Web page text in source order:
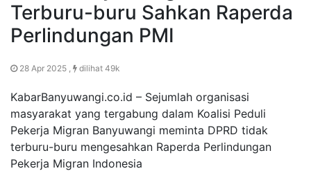
Terburu-buru Sahkan Raperda
Perlindungan PMI
28 Apr 2025 , dilihat 49k
KabarBanyuwangi.co.id – Sejumlah organisasi
masyarakat yang tergabung dalam Koalisi Peduli
Pekerja Migran Banyuwangi meminta DPRD tidak
terburu-buru mengesahkan Raperda Perlindungan
Pekerja Migran Indonesia